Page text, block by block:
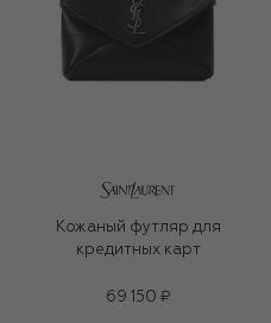
Кожаный футляр для
кредитных карт
69 150 ₽